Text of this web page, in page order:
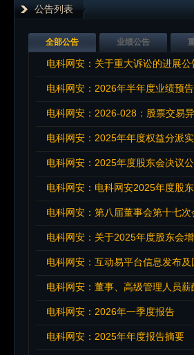
公告列表
全部公告 业绩公告
电科网安：关于重大诉讼的进展公
电科网安：2026年半年度业绩预告
电科网安：2026-028：股票交易
电科网安：2025年年度权益分派
电科网安：2025年度股东会决议
电科网安：电科网安2025年度股
电科网安：第八届董事会第十七
电科网安：关于2025年度股东会
电科网安：互动易平台信息发布
电科网安：董事、高级管理人员
电科网安：2026年一季度报告
电科网安：2025年年度报告摘要